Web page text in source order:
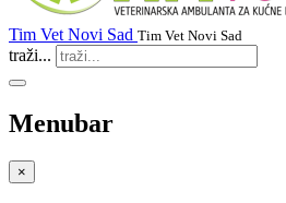
Tim Vet Novi Sad Tim Vet Novi Sad
traži...
Menubar
×